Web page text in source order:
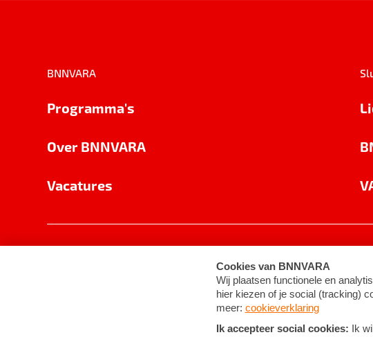
BNNVARA
Programma's
Over BNNVARA
Vacatures
Cookie-instellingen Algemene